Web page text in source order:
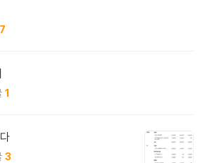
7
1
3